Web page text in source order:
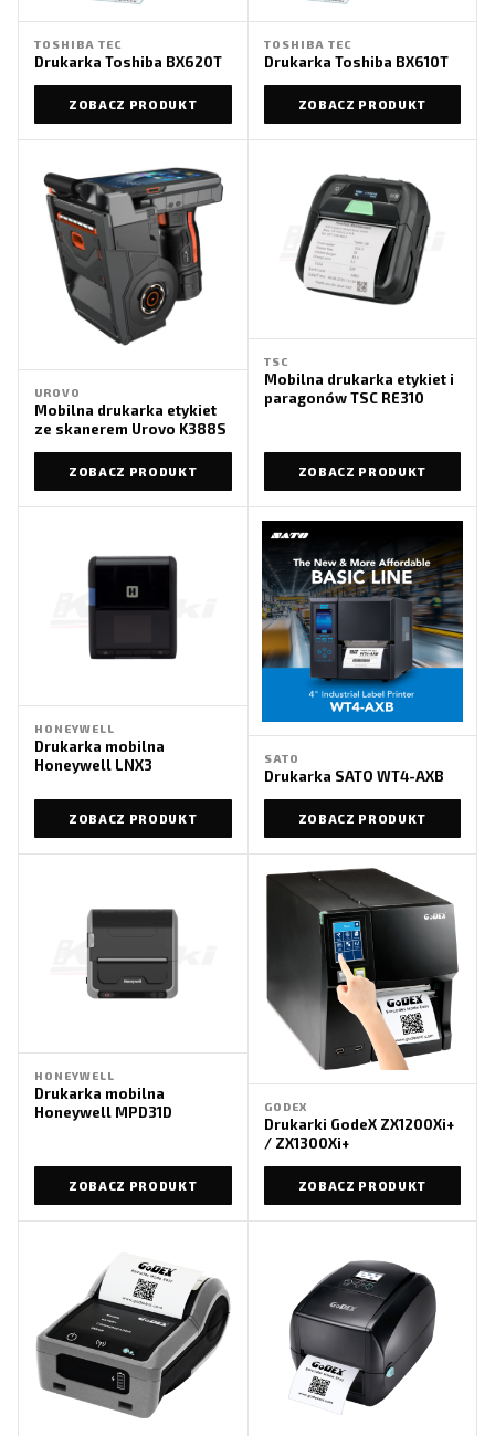
TOSHIBA TEC
Drukarka Toshiba BX620T
ZOBACZ PRODUKT
TOSHIBA TEC
Drukarka Toshiba BX610T
ZOBACZ PRODUKT
UROVO
Mobilna drukarka etykiet
ze skanerem Urovo K388S
ZOBACZ PRODUKT
TSC
Mobilna drukarka etykiet i
paragonów TSC RE310
ZOBACZ PRODUKT
HONEYWELL
Drukarka mobilna
Honeywell LNX3
ZOBACZ PRODUKT
SATO
Drukarka SATO WT4-AXB
ZOBACZ PRODUKT
HONEYWELL
Drukarka mobilna
Honeywell MPD31D
ZOBACZ PRODUKT
GODEX
Drukarki GodeX ZX1200Xi+
/ ZX1300Xi+
ZOBACZ PRODUKT